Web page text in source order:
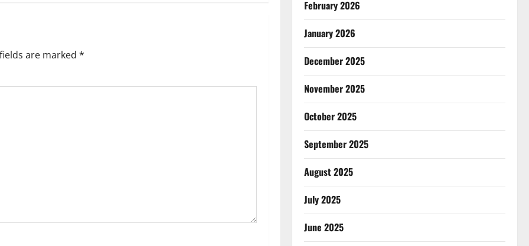
are marked *
February 2026
January 2026
December 2025
November 2025
October 2025
September 2025
August 2025
July 2025
June 2025